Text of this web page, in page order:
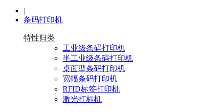
|
条码打印机
特性归类
工业级条码打印机
半工业级条码打印机
桌面型条码打印机
宽幅条码打印机
RFID标签打印机
激光打标机